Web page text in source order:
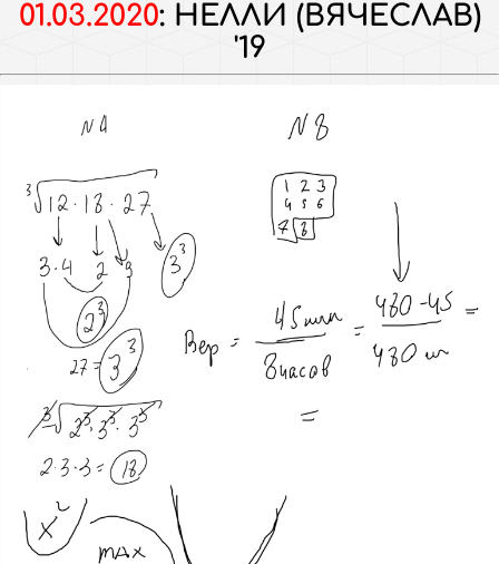
01.03.2020: НЕЛЛИ (ВЯЧЕСЛАВ)
'19